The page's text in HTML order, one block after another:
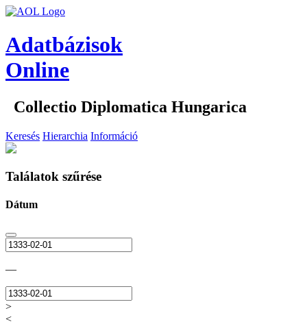
Adatbázisok
Online
Collectio Diplomatica Hungarica
Keresés Hierarchia Információ
Találatok szűrése
Dátum
—
>
<